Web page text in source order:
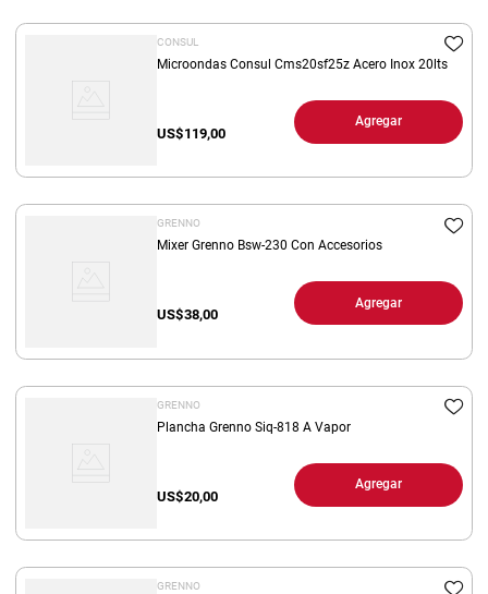
CONSUL
Microondas Consul Cms20sf25z Acero Inox 20lts
US$119,00
Agregar
GRENNO
Mixer Grenno Bsw-230 Con Accesorios
US$38,00
Agregar
GRENNO
Plancha Grenno Siq-818 A Vapor
US$20,00
Agregar
GRENNO